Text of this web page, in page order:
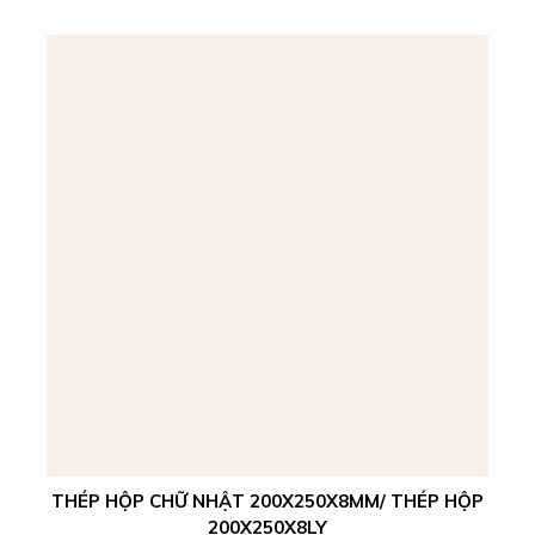
THÉP HỘP CHỮ NHẬT 200X250X8MM/ THÉP HỘP
200X250X8LY